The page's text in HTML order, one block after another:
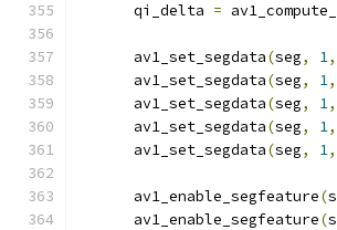
      qi_delta
=
      av1_set_segdata
(seg, 1,
      av1_set_segdata
(seg, 1,
      av1_set_segdata
(seg, 1,
      av1_set_segdata
(seg, 1,
      av1_set_segdata
(seg, 1,
      av1_enable_segfeature
(
      av1_enable_segfeature
(